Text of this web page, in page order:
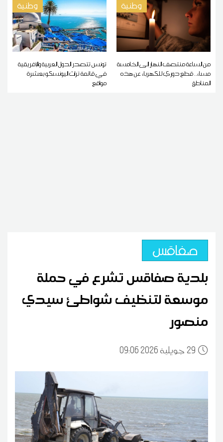
وطنية
من الساعة منتصف النهار إلى الخامسة
مساء.. قطع دوري للكهرباء عن هذه
المناطق
وطنية
تونس تتصدر الدول العربية والإفريقية
في قائمة تراث اليونسكو بعشرة
مواقع
صفاقس
بلدية صفاقس تشرع في حملة
موسعة لتنظيف شواطئ سيدي
منصور
29 09:06 2026 جويلية